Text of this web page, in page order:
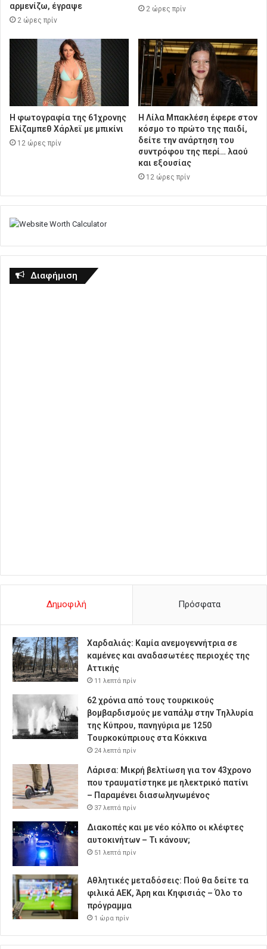
αρμενίζω, έγραψε
2 ώρες πρίν
2 ώρες πρίν
Η φωτογραφία της 61χρονης
Ελίζαμπεθ Χάρλεϊ με μπικίνι
12 ώρες πρίν
Η Λίλα Μπακλέση έφερε στον
κόσμο το πρώτο της παιδί,
δείτε την ανάρτηση του
συντρόφου της περί… λαού
και εξουσίας
12 ώρες πρίν
Διαφήμιση
Δημοφιλή Πρόσφατα
Χαρδαλιάς: Καμία ανεμογεννήτρια σε
καμένες και αναδασωτέες περιοχές της
Αττικής
11 λεπτά πρίν
62 χρόνια από τους τουρκικούς
βομβαρδισμούς με ναπάλμ στην Τηλλυρία
της Κύπρου, πανηγύρια με 1250
Τουρκοκύπριους στα Κόκκινα
24 λεπτά πρίν
Λάρισα: Μικρή βελτίωση για τον 43χρονο
που τραυματίστηκε με ηλεκτρικό πατίνι
– Παραμένει διασωληνωμένος
37 λεπτά πρίν
Διακοπές και με νέο κόλπο οι κλέφτες
αυτοκινήτων – Τι κάνουν;
51 λεπτά πρίν
Αθλητικές μεταδόσεις: Πού θα δείτε τα
φιλικά ΑΕΚ, Άρη και Κηφισιάς – Όλο το
πρόγραμμα
1 ώρα πρίν